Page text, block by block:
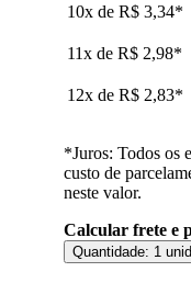
10x de R$ 3,34*
11x de R$ 2,98*
12x de R$ 2,83*
*Juros: Todos os
custo de
neste valor.
Calcular frete e
Quantidade: 1